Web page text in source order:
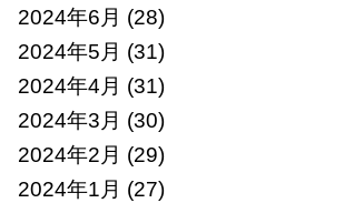
2024年6月 (28)
2024年5月 (31)
2024年4月 (31)
2024年3月 (30)
2024年2月 (29)
2024年1月 (27)